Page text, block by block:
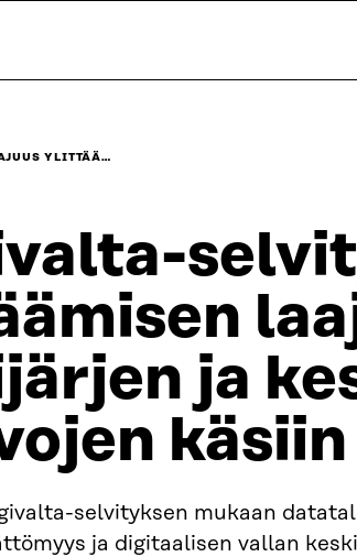
YLITTÄÄ…
ja
käsiin
selvityksen mukaan
ja digitaalisen vallan